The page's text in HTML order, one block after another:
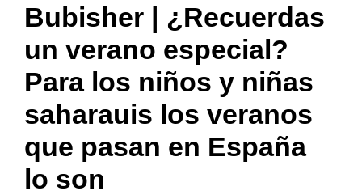
Bubisher | ¿Recuerdas
un verano especial?
Para los niños y niñas
saharauis los veranos
que pasan en España
lo son